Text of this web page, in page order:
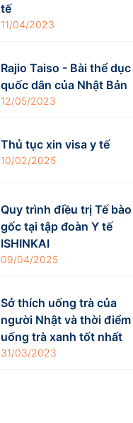
tế
11/04/2023
Rajio Taiso - Bài thể dục
quốc dân của Nhật Bản
12/05/2023
Thủ tục xin visa y tế
10/02/2025
Quy trình điều trị Tế bào
gốc tại tập đoàn Y tế
ISHINKAI
09/04/2025
Sở thích uống trà của
người Nhật và thời điểm
uống trà xanh tốt nhất
31/03/2023